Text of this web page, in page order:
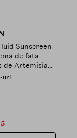
Sunscreen
de fata
de Artemisia
solara si la
Tinted
uri